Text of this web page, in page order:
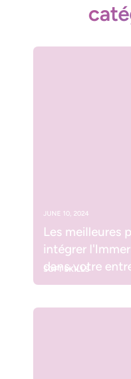
JUNE 10, 2024
Les meilleures
intégrer
dans votre
SOFT SKILLS